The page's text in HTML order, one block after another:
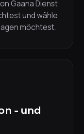
Gaana Dienst
und wähle
möchtest.
- und